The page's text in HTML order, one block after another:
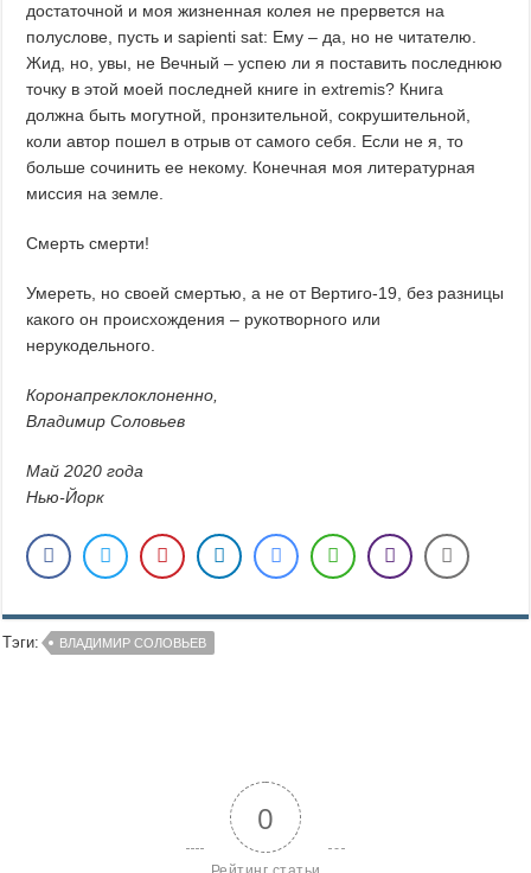
достаточной и моя жизненная колея не прервется на
полуслове, пусть и sapienti sat: Ему – да, но не читателю.
Жид, но, увы, не Вечный – успею ли я поставить последнюю
точку в этой моей последней книге in extremis? Книга
должна быть могутной, пронзительной, сокрушительной,
коли автор пошел в отрыв от самого себя. Если не я, то
больше сочинить ее некому. Конечная моя литературная
миссия на земле.
Смерть смерти!
Умереть, но своей смертью, а не от Вертиго-19, без разницы
какого он происхождения – рукотворного или
нерукодельного.
Коронапреклоклоненно,
Владимир Соловьев
Май 2020 года
Нью-Йорк
Тэги: ВЛАДИМИР СОЛОВЬЕВ
0